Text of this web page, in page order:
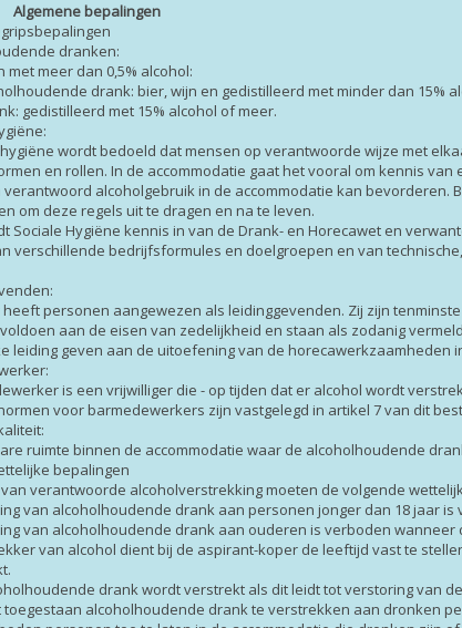
Algemene bepalingen
dranken:
met meer dan 0,5% alcohol:
drank: bier, wijn en gedistilleerd met minder dan 15%
gedistilleerd met 15% alcohol of meer.
wordt bedoeld dat mensen op verantwoorde wijze met
en rollen. In de accommodatie gaat het vooral om kennis
verantwoord alcoholgebruik in de accommodatie kan bevorderen.
om deze regels uit te dragen en na te leven.
Sociale Hygiëne kennis in van de Drank- en Horecawet en
verschillende bedrijfsformules en doelgroepen en van
personen aangewezen als leidinggevenden. Zij zijn
aan de eisen van zedelijkheid en staan als zodanig
leiding geven aan de uitoefening van de horecawerkzaamheden
is een vrijwilliger die - op tijden dat er alcohol wordt
voor barmedewerkers zijn vastgelegd in artikel 7 van dit
ruimte binnen de accommodatie waar de alcoholhoudende
bepalingen
verantwoorde alcoholverstrekking moeten de volgende
van alcoholhoudende drank aan personen jonger dan 18 jaar is
van alcoholhoudende drank aan ouderen is verboden
van alcohol dient bij de aspirant-koper de leeftijd vast te
drank wordt verstrekt als dit leidt tot verstoring van
toegestaan alcoholhoudende drank te verstrekken aan dronken